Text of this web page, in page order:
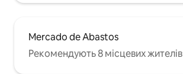
Mercado de Abastos
Рекомендують 8 місцевих жителів